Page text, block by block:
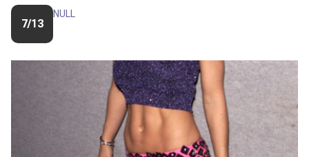
7/13
NULL